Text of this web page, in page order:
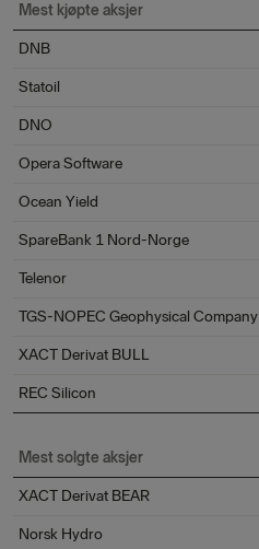
Mest kjøpte aksjer
DNB
Statoil
DNO
Opera Software
Ocean Yield
SpareBank 1 Nord-Norge
Telenor
TGS-NOPEC Geophysical Company
XACT Derivat BULL
REC Silicon
Mest solgte aksjer
XACT Derivat BEAR
Norsk Hydro